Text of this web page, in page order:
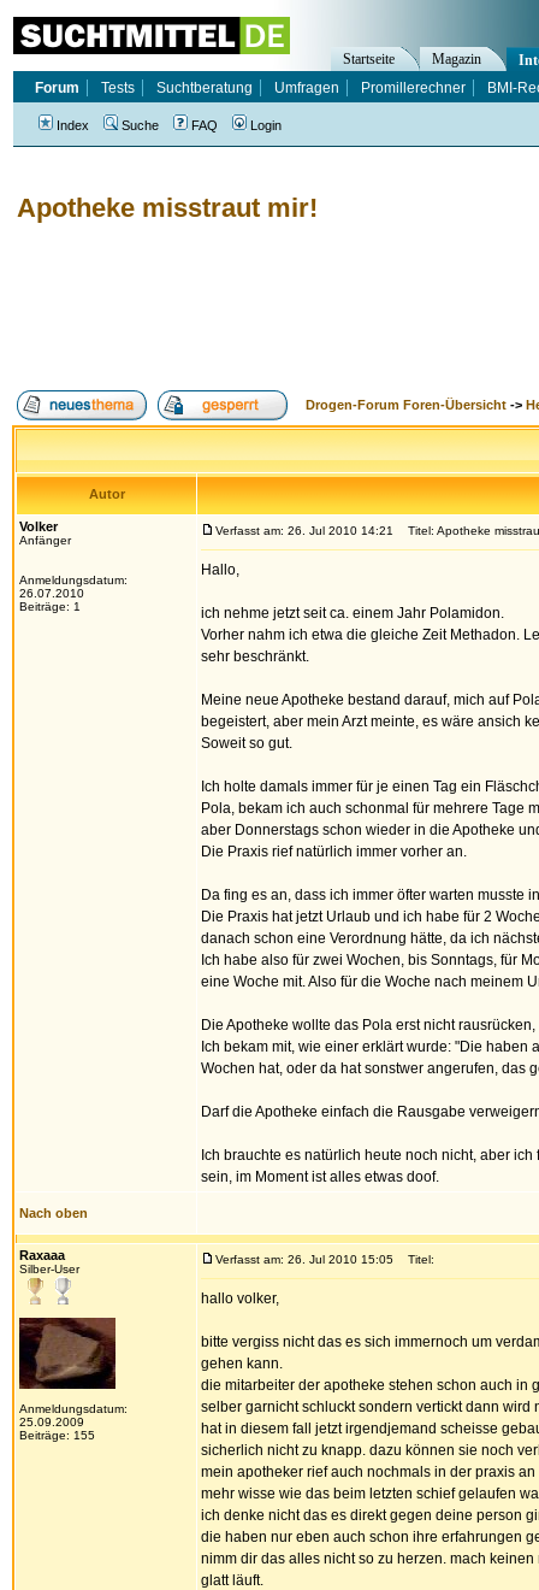
Apotheke misstraut mir!
Drogen-Forum Foren-Übersicht ->
Autor
Volker
Anfänger
Anmeldungsdatum:
26.07.2010
Beiträge: 1
Verfasst am: 26. Jul 2010 14:21 Titel: Apotheke
Hallo,
ich nehme jetzt seit ca. einem Jahr Polamidon.
Vorher nahm ich etwa die gleiche Zeit Methadon.
sehr beschränkt.
Meine neue Apotheke bestand darauf, mich auf
begeistert, aber mein Arzt meinte, es wäre ansich
Soweit so gut.
Ich holte damals immer für je einen Tag ein
Pola, bekam ich auch schonmal für mehrere Tage
aber Donnerstags schon wieder in die Apotheke
Die Praxis rief natürlich immer vorher an.
Da fing es an, dass ich immer öfter warten musste
Die Praxis hat jetzt Urlaub und ich habe für 2
danach schon eine Verordnung hätte, da ich
Ich habe also für zwei Wochen, bis Sonntags, für
eine Woche mit. Also für die Woche nach meinem
Die Apotheke wollte das Pola erst nicht
Ich bekam mit, wie einer erklärt wurde: "Die
Wochen hat, oder da hat sonstwer angerufen, das
Darf die Apotheke einfach die Rausgabe
Ich brauchte es natürlich heute noch nicht, aber
sein, im Moment ist alles etwas doof.
Nach oben
Raxaaa
Silber-User
Anmeldungsdatum:
25.09.2009
Beiträge: 155
Verfasst am: 26. Jul 2010 15:05 Titel:
hallo volker,
bitte vergiss nicht das es sich immernoch um
gehen kann.
die mitarbeiter der apotheke stehen schon auch in
selber garnicht schluckt sondern vertickt dann wird
hat in diesem fall jetzt irgendjemand scheisse
sicherlich nicht zu knapp. dazu können sie noch
mein apotheker rief auch nochmals in der praxis
mehr wisse wie das beim letzten schief gelaufen
ich denke nicht das es direkt gegen deine person
die haben nur eben auch schon ihre erfahrungen
nimm dir das alles nicht so zu herzen. mach
glatt läuft.
Startseite Magazin
Forum
Tests Suchtberatung Umfragen Promillerechner BMI-
Index Suche FAQ Login